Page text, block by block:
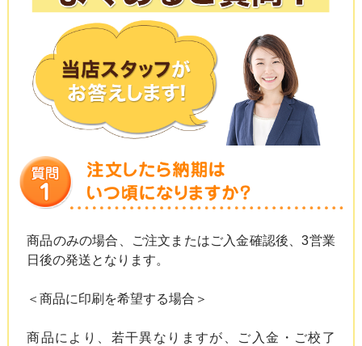
商品のみの場合、ご注文またはご入金確認後、3営業
日後の発送となります。
＜商品に印刷を希望する場合＞
商品により、若干異なりますが、ご入金・ご校了